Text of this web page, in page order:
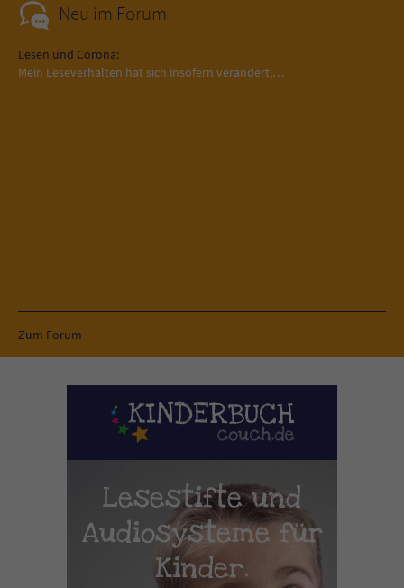
Neu im Forum
Lesen und Corona:
Mein Leseverhalten hat sich insofern verändert,…
Zum Forum
Lesestifte und
Audiosysteme für
Kinder.